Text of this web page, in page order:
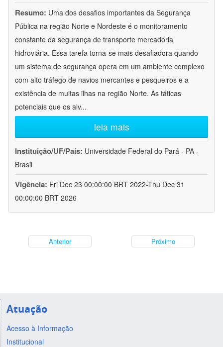
Resumo: Uma dos desafios importantes da Segurança
Pública na região Norte e Nordeste é o monitoramento
constante da segurança de transporte mercadoria
hidroviária. Essa tarefa torna-se mais desafiadora quando
um sistema de segurança opera em um ambiente complexo
com alto tráfego de navios mercantes e pesqueiros e a
existência de muitas ilhas na região Norte. As táticas
potenciais que os alv...
leia mais
Instituição/UF/País: Universidade Federal do Pará - PA -
Brasil
Vigência: Fri Dec 23 00:00:00 BRT 2022-Thu Dec 31
00:00:00 BRT 2026
Anterior Próximo
Atuação
Acesso à Informação
Institucional